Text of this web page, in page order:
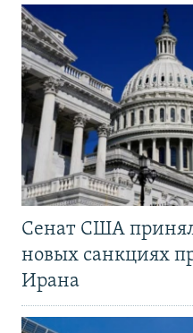
Сенат США
новых санкциях
Ирана